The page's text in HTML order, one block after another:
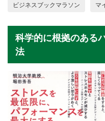
ビジネスブックマラソン マ
科学的に根拠のある
法